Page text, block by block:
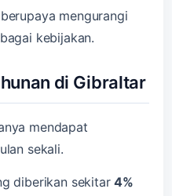
mengurangi
kebijakan.
di Gibraltar
mendapat
sekali.
diberikan sekitar4%